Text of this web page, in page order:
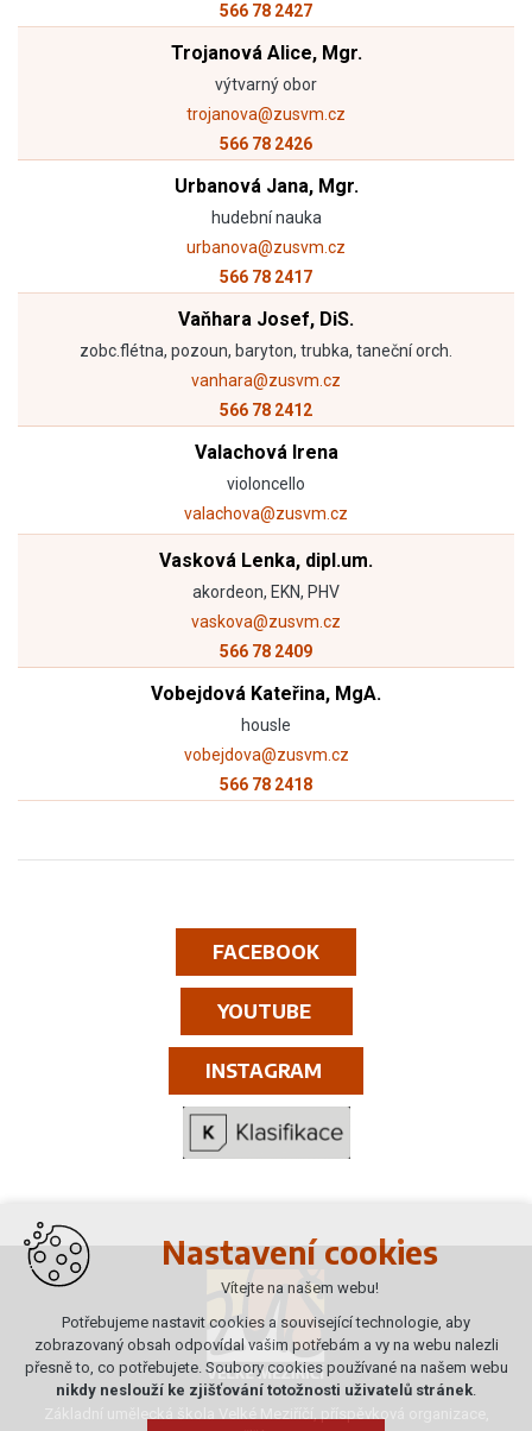
FACEBOOK
YOUTUBE
INSTAGRAM
566 78 2427
Trojanová Alice, Mgr.
výtvarný obor
trojanova@zusvm.cz
566 78 2426
Urbanová Jana, Mgr.
hudební nauka
urbanova@zusvm.cz
566 78 2417
Vaňhara Josef, DiS.
zobc.flétna, pozoun, baryton, trubka, taneční orch.
vanhara@zusvm.cz
566 78 2412
Valachová Irena
violoncello
valachova@zusvm.cz
Vasková Lenka, dipl.um.
akordeon, EKN, PHV
vaskova@zusvm.cz
566 78 2409
Vobejdová Kateřina, MgA.
housle
vobejdova@zusvm.cz
566 78 2418
Nastavení cookies
Vítejte na našem webu!
Potřebujeme nastavit cookies a související technologie, aby
zobrazovaný obsah odpovídal vašim potřebám a vy na webu nalezli
přesně to, co potřebujete. Soubory cookies používané na našem webu
nikdy neslouží ke zjišťování totožnosti uživatelů stránek.